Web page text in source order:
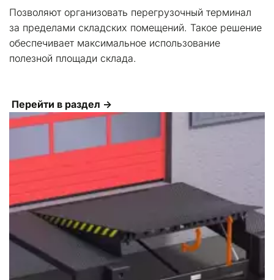
Позволяют организовать перегрузочный терминал
за пределами складских помещений. Такое решение
обеспечивает максимальное использование
полезной площади склада.
Перейти в раздел →